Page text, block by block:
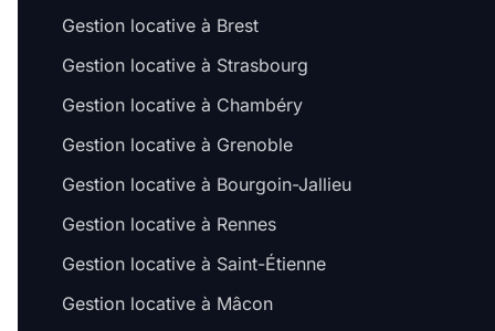
Gestion locative à Brest
Gestion locative à Strasbourg
Gestion locative à Chambéry
Gestion locative à Grenoble
Gestion locative à Bourgoin-Jallieu
Gestion locative à Rennes
Gestion locative à Saint-Étienne
Gestion locative à Mâcon